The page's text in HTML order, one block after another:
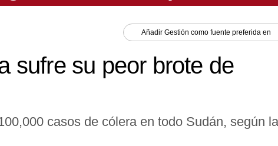
Añadir Gestión como fuente preferida en
sufre su peor brote de
casos de cólera en todo Sudán, según la